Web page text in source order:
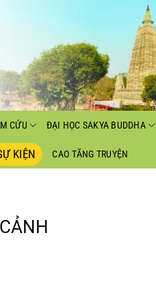
CỨU ĐẠI HỌC SAKYA BUDDHA
KIỆN CAO TĂNG TRUYỆN